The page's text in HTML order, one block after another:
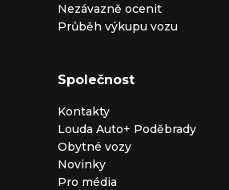
Nezávazně ocenit
Průběh výkupu vozu
Společnost
Kontakty
Louda Auto+ Poděbrady
Obytné vozy
Novinky
Pro média